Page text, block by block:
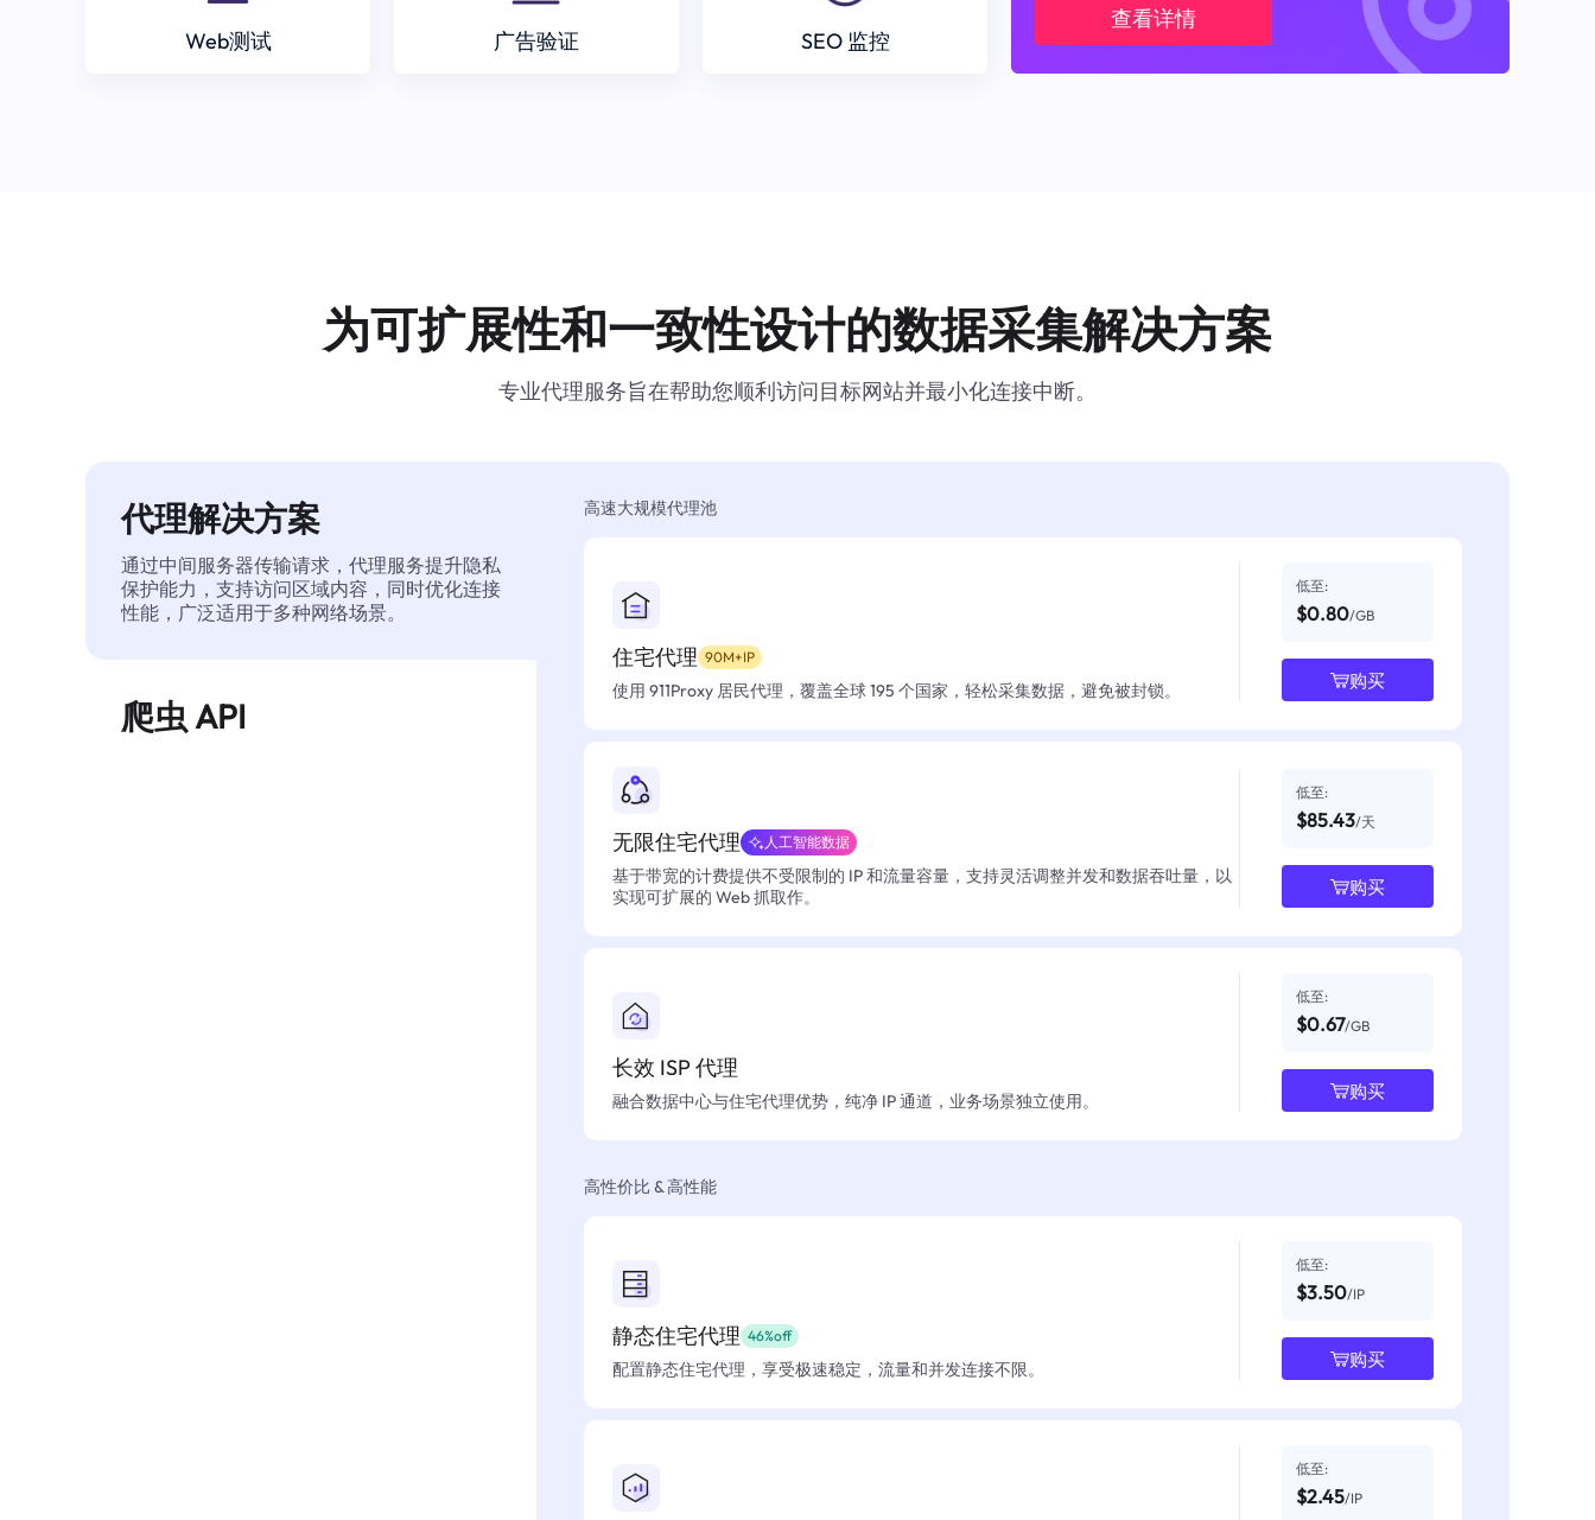
Web测试 广告验证 SEO 监控
查看详情
为可扩展性和一致性设计的数据采集解决方案
专业代理服务旨在帮助您顺利访问目标网站并最小化连接中断。
代理解决方案
通过中间服务器传输请求，代理服务提升隐私
保护能力，支持访问区域内容，同时优化连接
性能，广泛适用于多种网络场景。
爬虫 API
高速大规模代理池
住宅代理 90M+IP
使用 911Proxy 居民代理，覆盖全球 195 个国家，轻松采集数据，避免被封锁。
低至:
$0.80/GB
购买
无限住宅代理 人工智能数据
基于带宽的计费提供不受限制的 IP 和流量容量，支持灵活调整并发和数据吞吐量，以
实现可扩展的 Web 抓取作。
低至:
$85.43/天
购买
长效 ISP 代理
融合数据中心与住宅代理优势，纯净 IP 通道，业务场景独立使用。
低至:
$0.67/GB
购买
高性价比 & 高性能
静态住宅代理 46%off
配置静态住宅代理，享受极速稳定，流量和并发连接不限。
低至:
$3.50/IP
购买
低至:
$2.45/IP